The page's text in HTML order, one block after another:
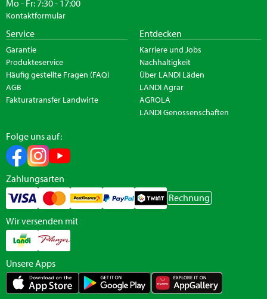
Mo - Fr: 7:30 - 17:00
Kontaktformular
Service
Garantie
Produkteservice
Häufig gestellte Fragen (FAQ)
AGB
Fakturatransfer Landwirte
Entdecken
Karriere und Jobs
Nachhaltigkeit
Über LANDI Läden
LANDI Agrar
AGROLA
LANDI Genossenschaften
Folge uns auf:
Zahlungsarten
Rechnung
Wir versenden mit
Unsere Apps